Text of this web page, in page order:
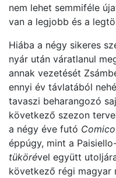
nem lehet semmiféle
van a legjobb és a
Hiába a négy sikeres
nyár után váratlanul
annak vezetését
ennyi év távlatából
tavaszi beharangozó
következő szezon
a négy éve futó
éppúgy, mint a
tükörével együtt
következő régi magyar